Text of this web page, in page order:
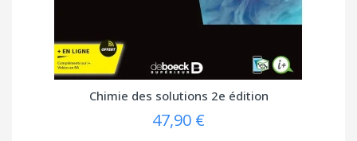
Chimie des solutions 2e édition
47,90 €